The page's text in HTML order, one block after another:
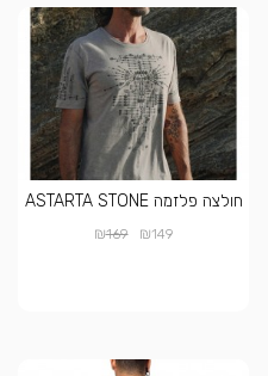
חולצה פלזמה ASTARTA STONE
₪149
₪169